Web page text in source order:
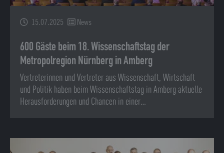
15.07.2025 News
600 Gäste beim 18. Wissenschaftstag der
Metropolregion Nürnberg in Amberg
Vertreterinnen und Vertreter aus Wissenschaft, Wirtschaft
und Politik haben beim Wissenschaftstag in Amberg aktuelle
Herausforderungen und Chancen in einer…